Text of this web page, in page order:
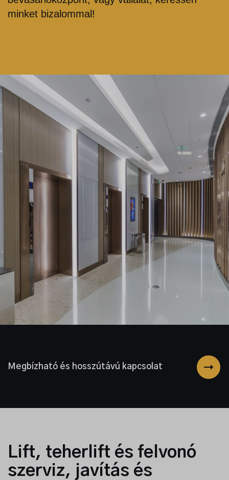
minket bizalommal!
Lift, teherlift és felvonó
szerviz, javítás és
Megbízható és hosszútávú kapcsolat